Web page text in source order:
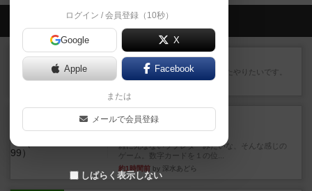
会員の新しい投稿
レビュー ゴットファイブ！
運要素があり楽しめました。またやりたいです。
充実
ダブルナイン
雑に死なないラブレターみたいな、そんな感じの
ゲーム。数字カードを１の位...
約1時間前 by 深水あどら
ログイン / 会員登録（10秒）
Google X
Apple Facebook
または
メールで会員登録
しばらく表示しない